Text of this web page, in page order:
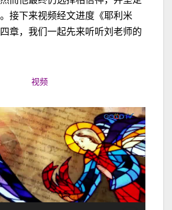
接下来视频经文进度《耶利米
章，我们一起先来听听刘老师的
视频